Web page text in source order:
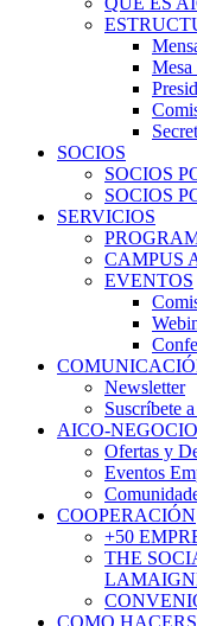
Mesa
SOCIOS
SOCIOS
SOCIOS
SERVICIOS
CAMPUS
EVENTOS
Newsletter
Suscríbete
AICO-
Ofertas y
Eventos
COOPERACIÓN
+50
THE